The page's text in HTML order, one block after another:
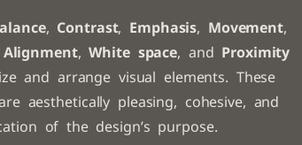
, Contrast, Emphasis, Movement,
Alignment,White space, and Proximity
and arrange visual elements. These
aesthetically pleasing, cohesive, and
of the design’s purpose.